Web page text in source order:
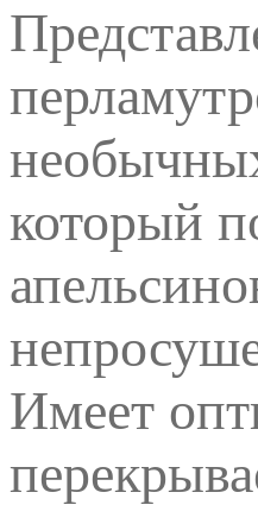
который
Имеет